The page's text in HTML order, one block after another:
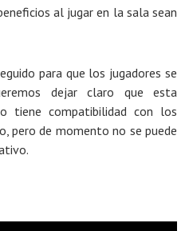
al jugar en la sala sean
para que los jugadores se
dejar claro que esta
tiene compatibilidad con los
pero de momento no se puede